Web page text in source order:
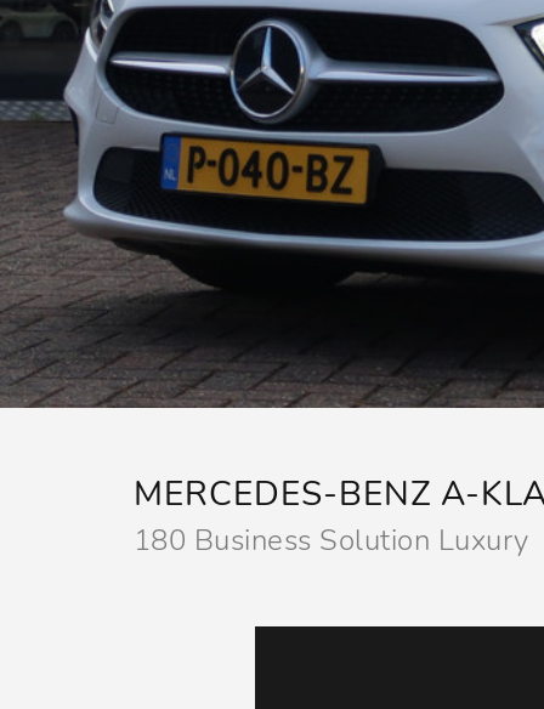
MERCEDES-BENZ A-
180 Business Solution Luxury